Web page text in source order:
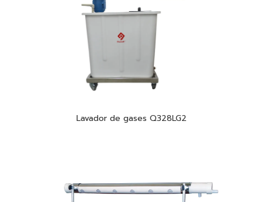
Lavador de gases Q328LG2